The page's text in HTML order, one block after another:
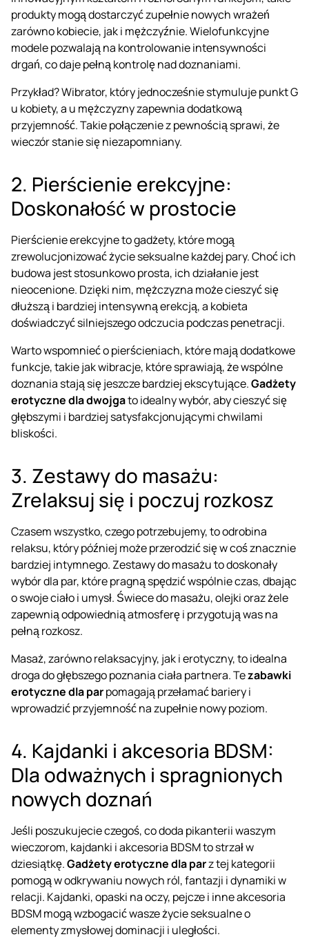
produkty mogą dostarczyć zupełnie nowych wrażeń
zarówno kobiecie, jak i mężczyźnie. Wielofunkcyjne
modele pozwalają na kontrolowanie intensywności
drgań, co daje pełną kontrolę nad doznaniami.
Przykład? Wibrator, który jednocześnie stymuluje punkt G
u kobiety, a u mężczyzny zapewnia dodatkową
przyjemność. Takie połączenie z pewnością sprawi, że
wieczór stanie się niezapomniany.
2. Pierścienie erekcyjne:
Doskonałość w prostocie
Pierścienie erekcyjne to gadżety, które mogą
zrewolucjonizować życie seksualne każdej pary. Choć ich
budowa jest stosunkowo prosta, ich działanie jest
nieocenione. Dzięki nim, mężczyzna może cieszyć się
dłuższą i bardziej intensywną erekcją, a kobieta
doświadczyć silniejszego odczucia podczas penetracji.
Warto wspomnieć o pierścieniach, które mają dodatkowe
funkcje, takie jak wibracje, które sprawiają, że wspólne
doznania stają się jeszcze bardziej ekscytujące.Gadżety
erotyczne dla dwojgato idealny wybór, aby cieszyć się
głębszymi i bardziej satysfakcjonującymi chwilami
bliskości.
3. Zestawy do masażu:
Zrelaksuj się i poczuj rozkosz
Czasem wszystko, czego potrzebujemy, to odrobina
relaksu, który później może przerodzić się w coś znacznie
bardziej intymnego. Zestawy do masażuto doskonały
wybór dla par, które pragną spędzić wspólnie czas, dbając
o swoje ciało i umysł. Świece do masażu, olejki oraz żele
zapewnią odpowiednią atmosferę i przygotują was na
pełną rozkosz.
Masaż, zarówno relaksacyjny, jak i erotyczny, to idealna
droga do głębszego poznania ciała partnera. Tezabawki
erotyczne dla parpomagają przełamać bariery i
wprowadzić przyjemność na zupełnie nowy poziom.
4. Kajdanki i akcesoria BDSM:
Dla odważnych i spragnionych
nowych doznań
Jeśli poszukujecie czegoś, co doda pikanterii waszym
wieczorom, kajdanki iakcesoria BDSMto strzał w
dziesiątkę.Gadżety erotyczne dla parz tej kategorii
pomogą w odkrywaniu nowych ról, fantazji i dynamiki w
relacji. Kajdanki, opaski na oczy, pejcze i inne akcesoria
BDSM mogą wzbogacić wasze życie seksualne o
elementy zmysłowej dominacji i uległości.